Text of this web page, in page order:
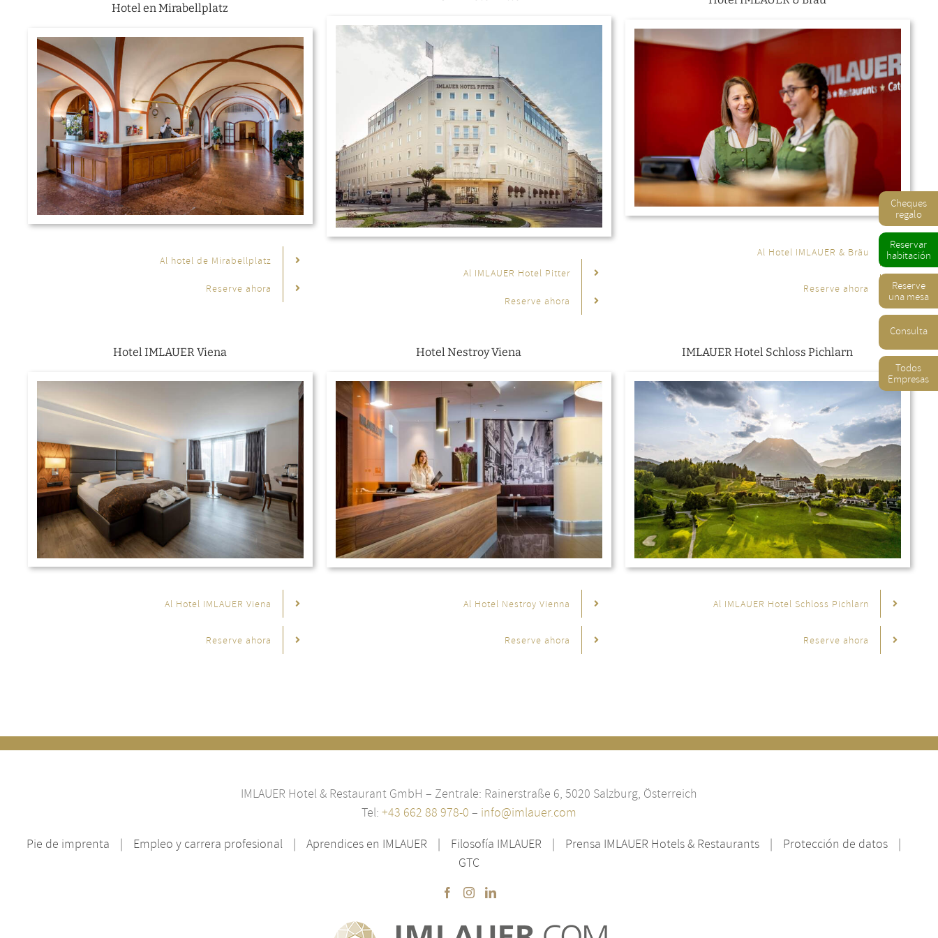
Cheques
regalo
Reservar
habitación
Reserve
una mesa
Consulta
Todos
Empresas
Hotel en Mirabellplatz
Al hotel de Mirabellplatz
Reserve ahora
Al IMLAUER Hotel Pitter
Reserve ahora
Al Hotel IMLAUER & Bräu
Reserve ahora
Hotel IMLAUER Viena
Al Hotel IMLAUER Viena
Reserve ahora
Hotel Nestroy Viena
Al Hotel Nestroy Vienna
Reserve ahora
IMLAUER Hotel Schloss Pichlarn
Al IMLAUER Hotel Schloss Pichlarn
Reserve ahora
IMLAUER Hotel & Restaurant GmbH – Zentrale: Rainerstraße 6, 5020 Salzburg, Österreich
Tel: +43 662 88 978-0 – info@imlauer.com
Pie de imprenta
Empleo y carrera profesional Aprendices en IMLAUER Filosofía IMLAUER Prensa IMLAUER Hotels & Restaurants
Protección de datos
GTC